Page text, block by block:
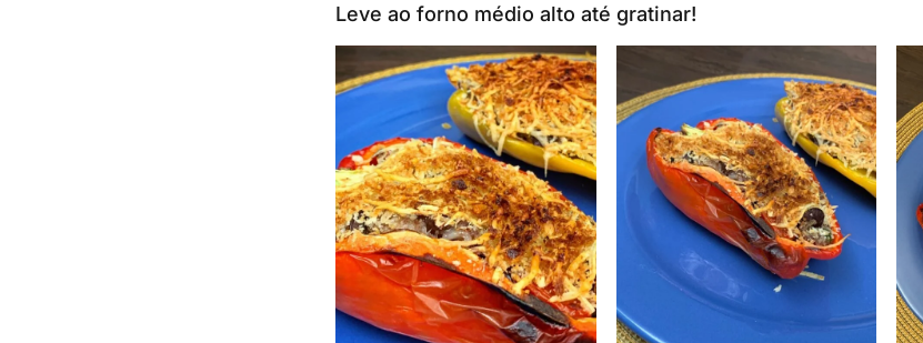
Leve ao forno médio alto até gratinar!